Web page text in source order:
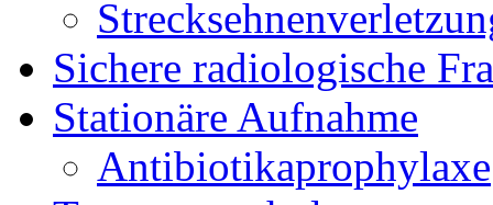
Sichere radiologische
Stationäre Aufnahme
Antibiotikaprophylaxe